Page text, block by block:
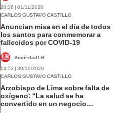
20:36 | 01/11/2020
CARLOS GUSTAVO CASTILLO
Anuncian misa en el día de todos
los santos para conmemorar a
fallecidos por COVID-19
Sociedad LR
14:53 | 30/10/2020
CARLOS GUSTAVO CASTILLO
Arzobispo de Lima sobre falta de
oxígeno: “La salud se ha
convertido en un negocio